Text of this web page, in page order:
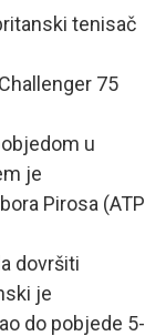
tenisač
75
u
je
Pirosa (ATP
dovršiti
je
do pobjede 5-